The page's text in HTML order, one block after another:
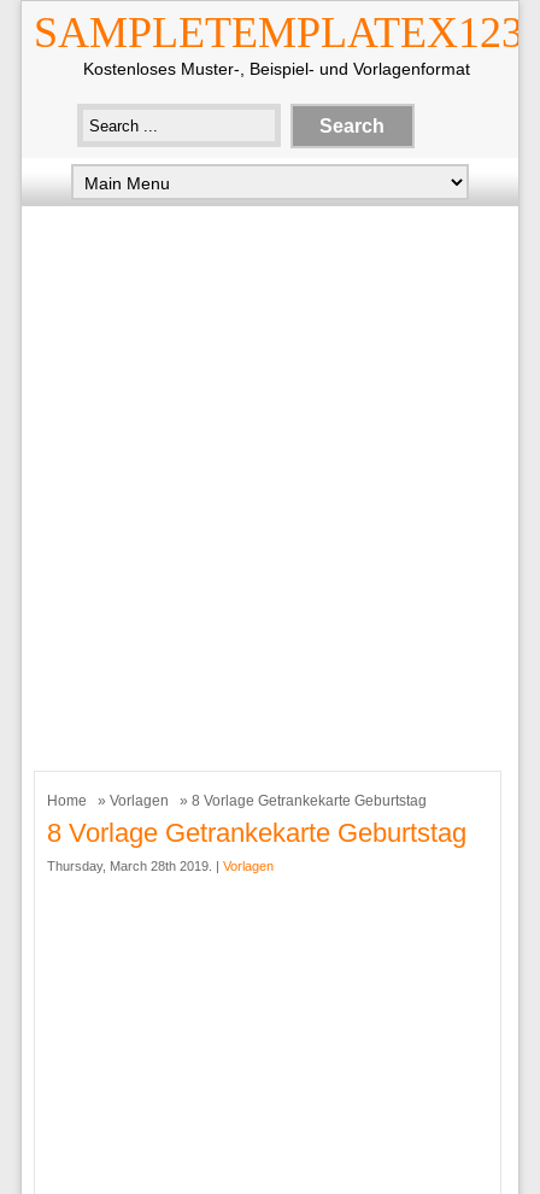
Kostenloses Muster-, Beispiel- und Vorlagenformat
Home » Vorlagen » 8 Vorlage Getrankekarte Geburtstag
8 Vorlage Getrankekarte Geburtstag
Thursday, March 28th 2019. | Vorlagen